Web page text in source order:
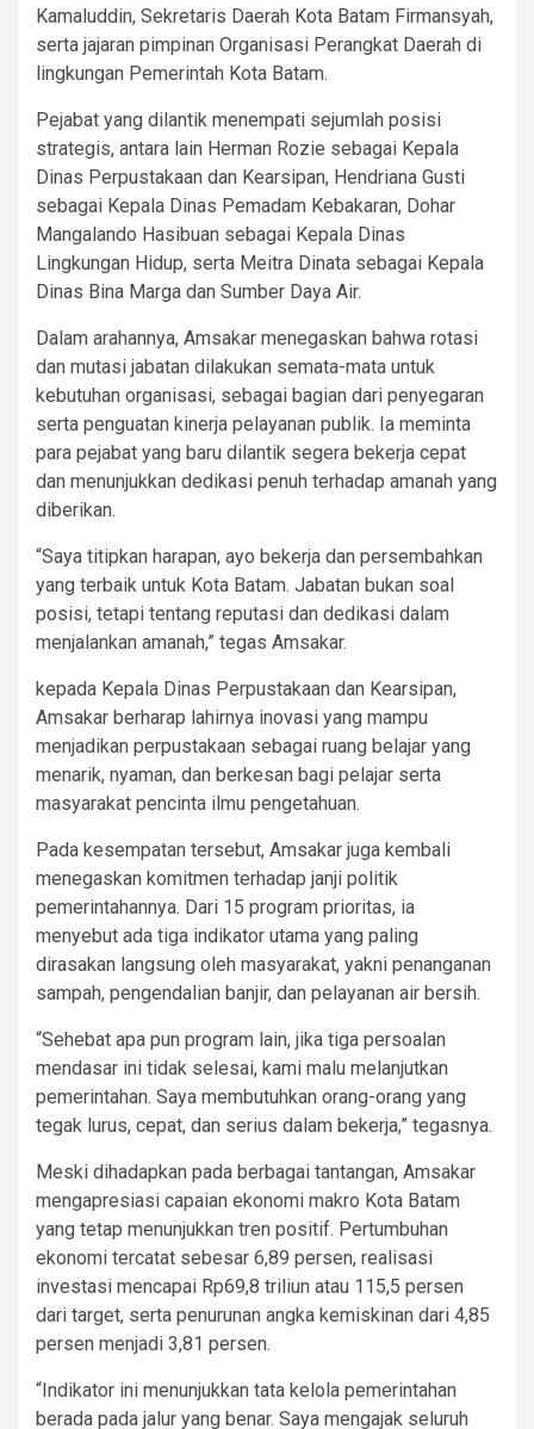
Kamaluddin, Sekretaris Daerah Kota Batam Firmansyah,
serta jajaran pimpinan Organisasi Perangkat Daerah di
lingkungan Pemerintah Kota Batam.
Pejabat yang dilantik menempati sejumlah posisi
strategis, antara lain Herman Rozie sebagai Kepala
Dinas Perpustakaan dan Kearsipan, Hendriana Gusti
sebagai Kepala Dinas Pemadam Kebakaran, Dohar
Mangalando Hasibuan sebagai Kepala Dinas
Lingkungan Hidup, serta Meitra Dinata sebagai Kepala
Dinas Bina Marga dan Sumber Daya Air.
Dalam arahannya, Amsakar menegaskan bahwa rotasi
dan mutasi jabatan dilakukan semata-mata untuk
kebutuhan organisasi, sebagai bagian dari penyegaran
serta penguatan kinerja pelayanan publik. Ia meminta
para pejabat yang baru dilantik segera bekerja cepat
dan menunjukkan dedikasi penuh terhadap amanah yang
diberikan.
“Saya titipkan harapan, ayo bekerja dan persembahkan
yang terbaik untuk Kota Batam. Jabatan bukan soal
posisi, tetapi tentang reputasi dan dedikasi dalam
menjalankan amanah,” tegas Amsakar.
kepada Kepala Dinas Perpustakaan dan Kearsipan,
Amsakar berharap lahirnya inovasi yang mampu
menjadikan perpustakaan sebagai ruang belajar yang
menarik, nyaman, dan berkesan bagi pelajar serta
masyarakat pencinta ilmu pengetahuan.
Pada kesempatan tersebut, Amsakar juga kembali
menegaskan komitmen terhadap janji politik
pemerintahannya. Dari 15 program prioritas, ia
menyebut ada tiga indikator utama yang paling
dirasakan langsung oleh masyarakat, yakni penanganan
sampah, pengendalian banjir, dan pelayanan air bersih.
“Sehebat apa pun program lain, jika tiga persoalan
mendasar ini tidak selesai, kami malu melanjutkan
pemerintahan. Saya membutuhkan orang-orang yang
tegak lurus, cepat, dan serius dalam bekerja,” tegasnya.
Meski dihadapkan pada berbagai tantangan, Amsakar
mengapresiasi capaian ekonomi makro Kota Batam
yang tetap menunjukkan tren positif. Pertumbuhan
ekonomi tercatat sebesar 6,89 persen, realisasi
investasi mencapai Rp69,8 triliun atau 115,5 persen
dari target, serta penurunan angka kemiskinan dari 4,85
persen menjadi 3,81 persen.
“Indikator ini menunjukkan tata kelola pemerintahan
berada pada jalur yang benar. Saya mengajak seluruh